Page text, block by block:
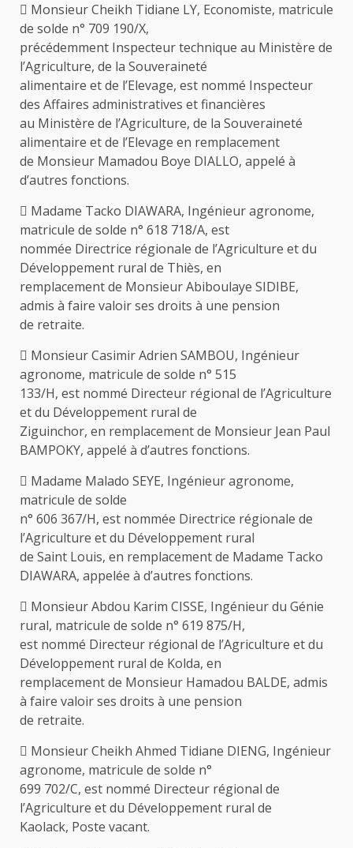
 Monsieur Cheikh Tidiane LY, Economiste, matricule
de solde n° 709 190/X,
précédemment Inspecteur technique au Ministère de
l’Agriculture, de la Souveraineté
alimentaire et de l’Elevage, est nommé Inspecteur
des Affaires administratives et financières
au Ministère de l’Agriculture, de la Souveraineté
alimentaire et de l’Elevage en remplacement
de Monsieur Mamadou Boye DIALLO, appelé à
d’autres fonctions.
 Madame Tacko DIAWARA, Ingénieur agronome,
matricule de solde n° 618 718/A, est
nommée Directrice régionale de l’Agriculture et du
Développement rural de Thiès, en
remplacement de Monsieur Abiboulaye SIDIBE,
admis à faire valoir ses droits à une pension
de retraite.
 Monsieur Casimir Adrien SAMBOU, Ingénieur
agronome, matricule de solde n° 515
133/H, est nommé Directeur régional de l’Agriculture
et du Développement rural de
Ziguinchor, en remplacement de Monsieur Jean Paul
BAMPOKY, appelé à d’autres fonctions.
 Madame Malado SEYE, Ingénieur agronome,
matricule de solde
n° 606 367/H, est nommée Directrice régionale de
l’Agriculture et du Développement rural
de Saint Louis, en remplacement de Madame Tacko
DIAWARA, appelée à d’autres fonctions.
 Monsieur Abdou Karim CISSE, Ingénieur du Génie
rural, matricule de solde n° 619 875/H,
est nommé Directeur régional de l’Agriculture et du
Développement rural de Kolda, en
remplacement de Monsieur Hamadou BALDE, admis
à faire valoir ses droits à une pension
de retraite.
 Monsieur Cheikh Ahmed Tidiane DIENG, Ingénieur
agronome, matricule de solde n°
699 702/C, est nommé Directeur régional de
l’Agriculture et du Développement rural de
Kaolack, Poste vacant.